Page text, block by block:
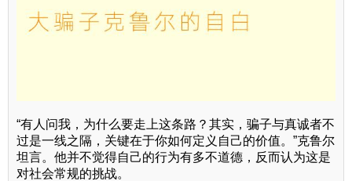
“有人问我，为什么要走上这条路？其实，骗子与真诚者不
过是一线之隔，关键在于你如何定义自己的价值。”克鲁尔
坦言。他并不觉得自己的行为有多不道德，反而认为这是
对社会常规的挑战。